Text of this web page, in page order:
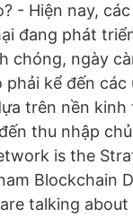
- Hiện nay,
đang phát
chóng, ngày
kể đến các
trên nền kinh
thu nhập
is the
Blockchain
talking about